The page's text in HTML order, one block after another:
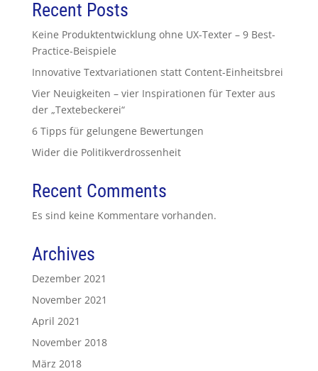
Recent Posts
Keine Produktentwicklung ohne UX-Texter – 9 Best-
Practice-Beispiele
Innovative Textvariationen statt Content-Einheitsbrei
Vier Neuigkeiten – vier Inspirationen für Texter aus
der „Textebeckerei“
6 Tipps für gelungene Bewertungen
Wider die Politikverdrossenheit
Recent Comments
Es sind keine Kommentare vorhanden.
Archives
Dezember 2021
November 2021
April 2021
November 2018
März 2018